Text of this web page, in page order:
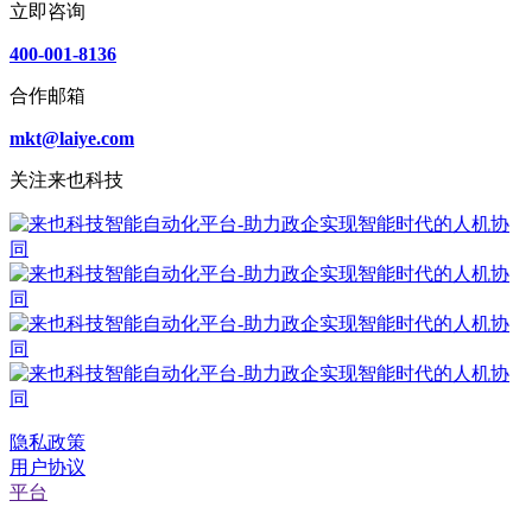
立即咨询
400-001-8136
合作邮箱
mkt@laiye.com
关注来也科技
隐私政策
用户协议
平台